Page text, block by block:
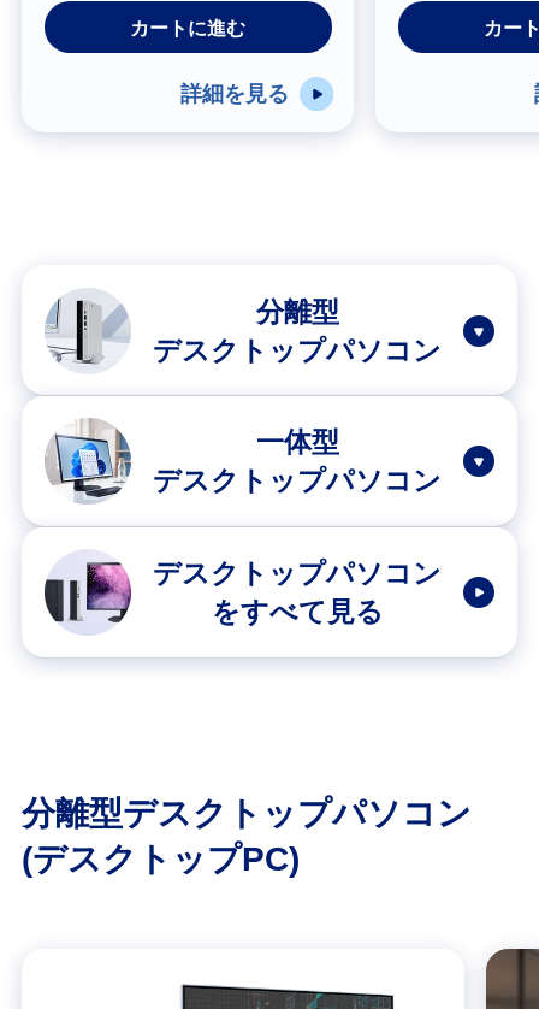
カートに進む
詳細を見る
カー
分離型
デスクトップパソコン
一体型
デスクトップパソコン
デスクトップパソコン
をすべて見る
分離型デスクトップパソコン
(デスクトップPC)